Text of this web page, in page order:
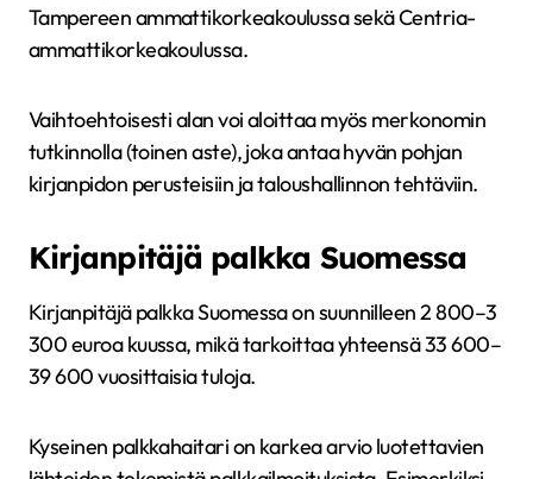
Tampereen ammattikorkeakoulussa sekä Centria-
ammattikorkeakoulussa.
Vaihtoehtoisesti alan voi aloittaa myös merkonomin
tutkinnolla (toinen aste), joka antaa hyvän pohjan
kirjanpidon perusteisiin ja taloushallinnon tehtäviin.
Kirjanpitäjä palkka Suomessa
Kirjanpitäjä palkka Suomessa on suunnilleen 2 800–3
300 euroa kuussa, mikä tarkoittaa yhteensä 33 600–
39 600 vuosittaisia tuloja.
Kyseinen palkkahaitari on karkea arvio luotettavien